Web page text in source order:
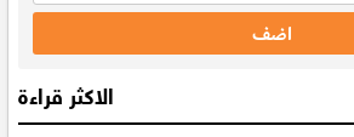
الاكثر قراءة